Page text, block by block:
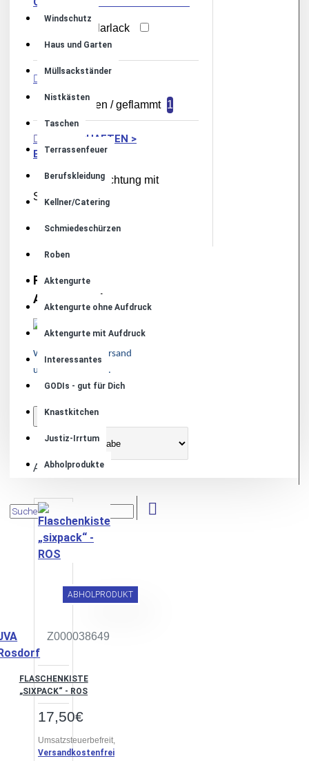
Windschutz
Haus und Garten
Müllsackständer
Nistkästen
Taschen
Terrassenfeuer
Berufskleidung
Kellner/Catering
Schmiedeschürzen
Roben
Aktengurte
Aktengurte ohne Aufdruck
Aktengurte mit Aufdruck
Interessantes
GODIs - gut für Dich
Knastkitchen
Justiz-Irrtum
Abholprodukte
Aqua - Klarlack
Lackiert
geschliffen / geflammt 1
EIGENSCHAFTEN >
BELEUCHTUNG
LED Beleuchtung mit
Solarzelle
Regionale
Abholprodukte
Wir sparen den Versand
und sie die Kosten.
0
Sortieren
Anzeige
ABHOLPRODUKT
Z000038649
FLASCHENKISTE
„SIXPACK“ - ROS
17,50€
Umsatzsteuerbefreit,
Versandkostenfrei